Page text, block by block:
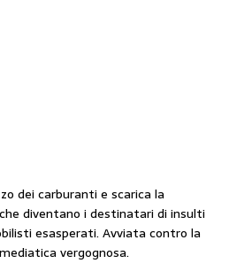
dei carburanti e scarica la
diventano i destinatari di insulti
esasperati. Avviata contro la
vergognosa.